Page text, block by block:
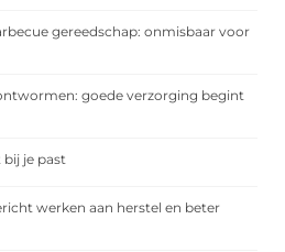
gereedschap: onmisbaar voor
goede verzorging begint
bij je past
werken aan herstel en beter